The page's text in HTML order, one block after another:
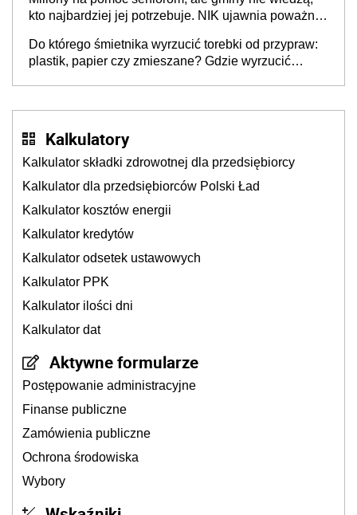
stołecznych
kto najbardziej jej potrzebuje. NIK ujawnia poważną
Do którego śmietnika wyrzucić torebki od przypraw:
plastik, papier czy zmieszane? Gdzie wyrzucić
Kalkulatory
Kalkulator składki zdrowotnej dla przedsiębiorcy
Kalkulator dla przedsiębiorców Polski Ład
Kalkulator kosztów energii
Kalkulator kredytów
Kalkulator odsetek ustawowych
Kalkulator PPK
Kalkulator ilości dni
Kalkulator dat
Aktywne formularze
Postępowanie administracyjne
Finanse publiczne
Zamówienia publiczne
Ochrona środowiska
Wybory